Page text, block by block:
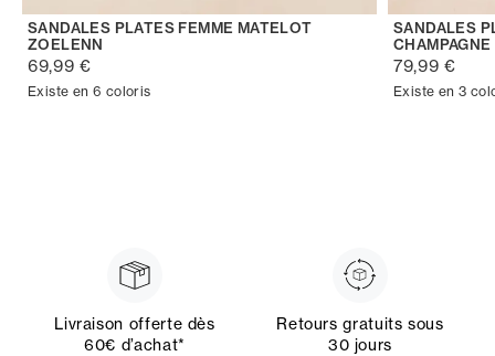
SANDALES PLATES FEMME MATELOT
ZOELENN
69,99 €
Existe en 6 coloris
SANDALES
79,99 €
Existe en 3
Livraison offerte dès
60€ d’achat*
Retours gratuits sous
30 jours